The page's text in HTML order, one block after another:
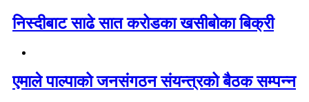
निस्दीबाट साढे सात करोडका खसीबोका बिक्री
एमाले पाल्पाको जनसंगठन संयन्त्रको बैठक सम्पन्न